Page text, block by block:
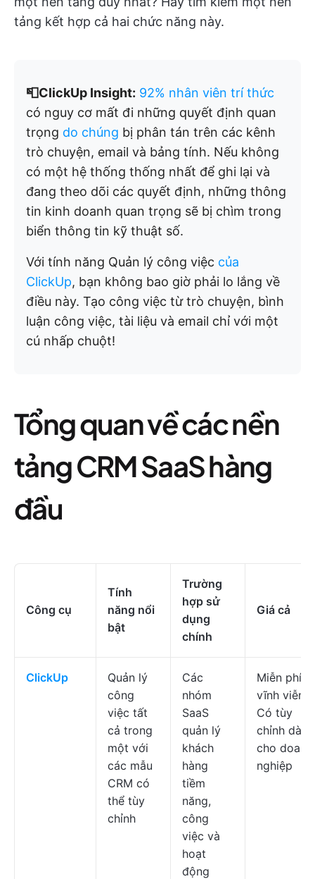
tảng kết hợp cả hai chức năng này.
📮ClickUp Insight: 92% nhân viên trí thức
có nguy cơ mất đi những quyết định quan
trọng do chúng bị phân tán trên các kênh
trò chuyện, email và bảng tính. Nếu không
có một hệ thống thống nhất để ghi lại và
đang theo dõi các quyết định, những thông
tin kinh doanh quan trọng sẽ bị chìm trong
biển thông tin kỹ thuật số.
Với tính năng Quản lý công việc của
ClickUp, bạn không bao giờ phải lo lắng về
điều này. Tạo công việc từ trò chuyện, bình
luận công việc, tài liệu và email chỉ với một
cú nhấp chuột!
Tổng quan về các nền
tảng CRM SaaS hàng
đầu
Công cụ
Tính
năng nổi
bật
Trường
hợp sử
dụng
chính
Giá cả
ClickUp
Quản lý
công
việc tất
cả trong
một với
các mẫu
CRM có
thể tùy
chỉnh
Các
nhóm
SaaS
quản lý
khách
hàng
tiềm
năng,
công
việc và
hoạt
động
Miễn phí
vĩnh viễn;
Có tùy
chỉnh dành
cho doanh
nghiệp